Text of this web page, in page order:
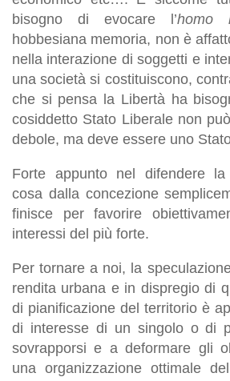
bisogno di evocare l’homo
hobbesiana memoria, non è
nella interazione di soggetti e
una società si costituiscono,
che si pensa la Libertà ha
cosiddetto Stato Liberale non
debole, ma deve essere uno
Forte appunto nel difendere la
cosa dalla concezione
finisce per favorire
interessi del più forte.
Per tornare a noi, la
rendita urbana e in dispregio di
di pianificazione del territorio è
di interesse di un singolo o di
sovrapporsi e a deformare gli
una organizzazione ottimale